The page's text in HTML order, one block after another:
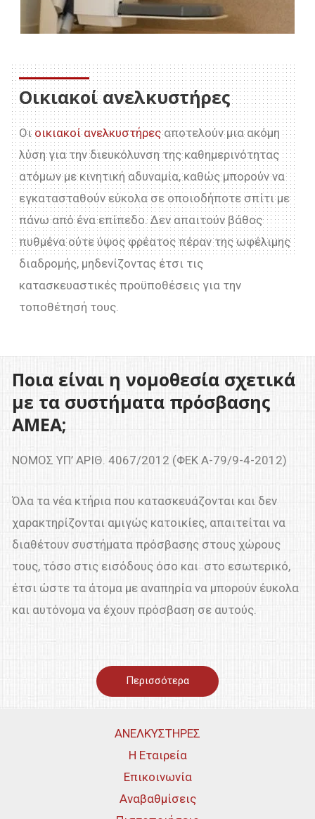
Οικιακοί ανελκυστήρες
Οι οικιακοί ανελκυστήρεςαποτελούν μια ακόμη
λύση για την διευκόλυνση της καθημερινότητας
ατόμων με κινητική αδυναμία, καθώς μπορούν να
εγκατασταθούν εύκολα σε οποιοδήποτε σπίτι με
πάνω από ένα επίπεδο. Δεν απαιτούν βάθος
πυθμένα ούτε ύψος φρέατος πέραν της ωφέλιμης
διαδρομής, μηδενίζοντας έτσι τις
κατασκευαστικές προϋποθέσεις για την
τοποθέτησή τους.
Ποια είναι η νομοθεσία σχετικά
με τα συστήματα πρόσβασης
ΑΜΕΑ;
ΝΟΜΟΣ ΥΠ’ ΑΡΙΘ. 4067/2012 (ΦΕΚ Α-79/9-4-2012)
Όλα τα νέα κτήρια που κατασκευάζονται και δεν
χαρακτηρίζονται αμιγώς κατοικίες, απαιτείται να
διαθέτουν συστήματα πρόσβασης στους χώρους
τους, τόσο στις εισόδους όσο και στο εσωτερικό,
έτσι ώστε τα άτομα με αναπηρία να μπορούν έυκολα
και αυτόνομα να έχουν πρόσβαση σε αυτούς.
Περισσότερα
ΑΝΕΛΚΥΣΤΗΡΕΣ
Η Εταιρεία
Επικοινωνία
Αναβαθμίσεις